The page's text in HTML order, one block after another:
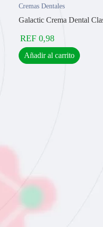
Cremas Dentales
Galactic Crema Dental
REF 0,98
Añadir al carrito